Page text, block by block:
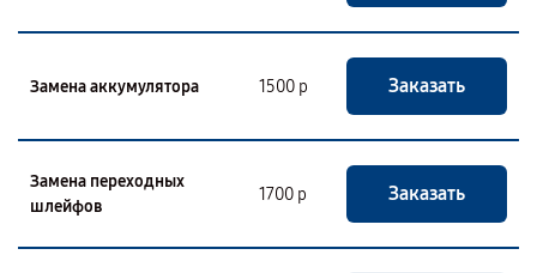
Замена аккумулятора 1500 р Заказать
Замена переходных
шлейфов
1700 р Заказать